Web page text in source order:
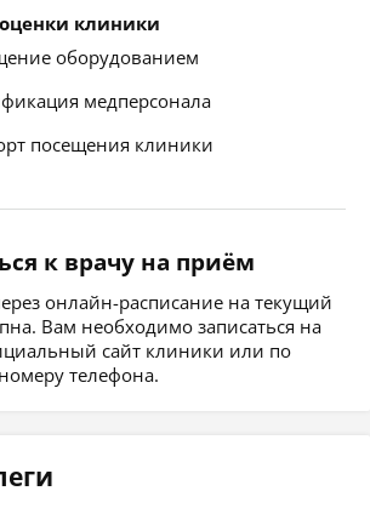
клиники
оборудованием
медперсонала
посещения клиники
к врачу на приём
онлайн-расписание на текущий
Вам необходимо записаться на
сайт клиники или по
телефона.